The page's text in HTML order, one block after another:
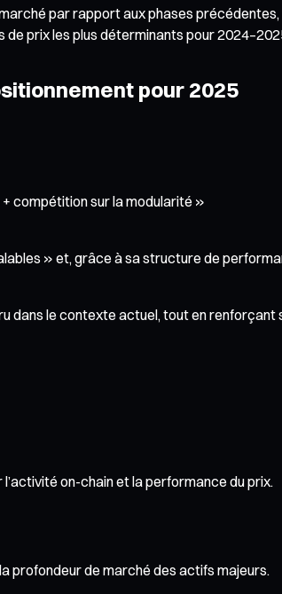
par rapport aux phases
prix les plus déterminants pour
pour 2025
compétition sur la modularité »
» et, grâce à sa structure de
dans le contexte actuel, tout en
on-chain et la performance du prix.
profondeur de marché des actifs majeurs.